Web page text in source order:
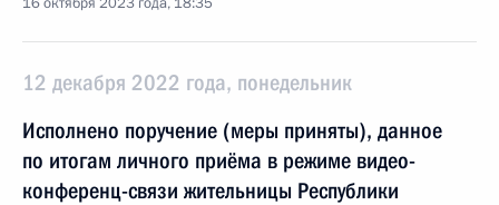
12 декабря 2022 года, понедельник
Исполнено поручение (меры приняты), данное
по итогам личного приёма в режиме видео-
конференц-связи жительницы Республики